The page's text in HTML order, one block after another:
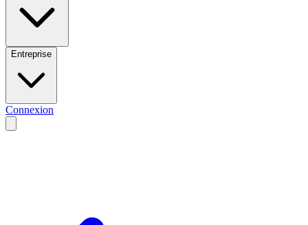
Entreprise
Connexion